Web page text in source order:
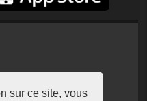
sur ce site, vous